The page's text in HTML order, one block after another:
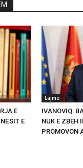
E
E
Lajme
IVANOVIQ:
NUK E ZBEH
PROMOVON